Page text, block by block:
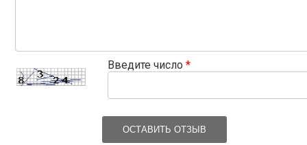
Введите число *
ОСТАВИТЬ ОТЗЫВ